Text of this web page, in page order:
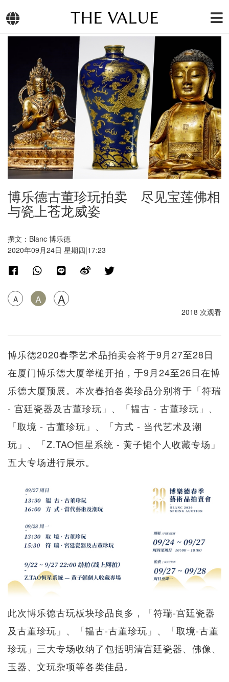
THE VALUE
博乐德古董珍玩拍卖 尽见宝莲佛相
与瓷上苍龙威姿
撰文：Blanc 博乐德
2020年09月24日 星期四|17:23
A A A
2018 次观看
博乐德2020春季艺术品拍卖会将于9月27至28日
在厦门博乐德大厦举槌开拍，于9月24至26日在博
乐德大厦预展。本次春拍各类珍品分别将于「符瑞
- 宫廷瓷器及古董珍玩」、「韫古 - 古董珍玩」、
「取境 - 古董珍玩」、「方式 - 当代艺术及潮
玩」、「Z.TAO恒星系统 - 黄子韬个人收藏专场」
五大专场进行展示。
此次博乐德古玩板块珍品良多，「符瑞-宫廷瓷器
及古董珍玩」、「韫古-古董珍玩」、「取境-古董
珍玩」三大专场收纳了包括明清宫廷瓷器、佛像、
玉器、文玩杂项等各类佳品。